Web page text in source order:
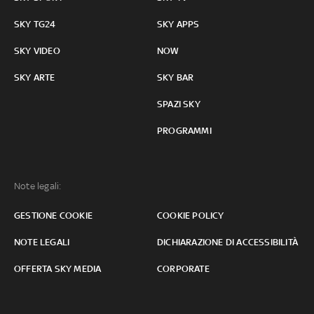
SKY TG24
SKY VIDEO
SKY ARTE
SKY APPS
NOW
SKY BAR
SPAZI SKY
PROGRAMMI
Note legali:
GESTIONE COOKIE COOKIE POLICY
NOTE LEGALI DICHIARAZIONE DI ACCESSIBILITÀ
OFFERTA SKY MEDIA CORPORATE